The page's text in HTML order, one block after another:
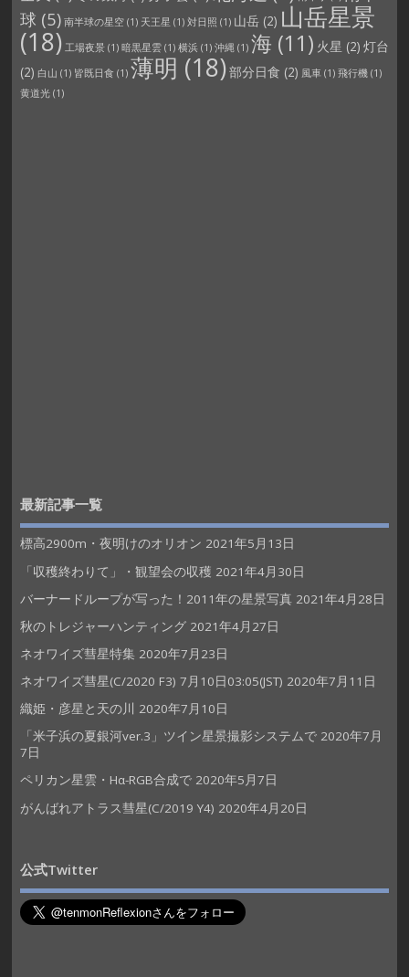
球 (5) 南半球の星空(1) 天王星 (1) 対日照 (1) 山岳(2) 山岳星景
(18) 工場夜景(1) 暗黒星雲(1) 横浜(1) 沖縄(1) 海 (11) 火星 (2) 灯台
(2) 白山 (1) 皆既日食 (1) 薄明 (18)部分日食 (2) 風車(1) 飛行機(1)
黄道光(1)
最新記事一覧
標高2900m・夜明けのオリオン 2021年5月13日
「収穫終わりて」・観望会の収穫 2021年4月30日
バーナードループが写った！2011年の星景写真 2021年4月28日
秋のトレジャーハンティング 2021年4月27日
ネオワイズ彗星特集 2020年7月23日
ネオワイズ彗星(C/2020 F3) 7月10日03:05(JST) 2020年7月11日
織姫・彦星と天の川 2020年7月10日
「米子浜の夏銀河ver.3」ツイン星景撮影システムで 2020年7月
7日
ペリカン星雲・Hα-RGB合成で 2020年5月7日
がんばれアトラス彗星(C/2019 Y4) 2020年4月20日
公式Twitter